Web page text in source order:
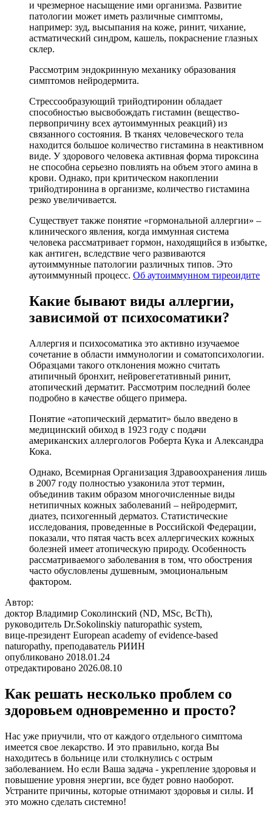
и чрезмерное насыщение ими организма. Развитие
патологии может иметь различные симптомы,
например: зуд, высыпания на коже, ринит, чихание,
астматический синдром, кашель, покраснение глазных
склер.
Рассмотрим эндокринную механику образования
симптомов нейродермита.
Стрессообразующий трийодтиронин обладает
способностью высвобождать гистамин (вещество-
первопричину всех аутоиммунных реакций) из
связанного состояния. В тканях человеческого тела
находится большое количество гистамина в неактивном
виде. У здорового человека активная форма тироксина
не способна серьезно повлиять на объем этого амина в
крови. Однако, при критическом накоплении
трийодтиронина в организме, количество гистамина
резко увеличивается.
Существует также понятие «гормональной аллергии» –
клинического явления, когда иммунная система
человека рассматривает гормон, находящийся в избытке,
как антиген, вследствие чего развиваются
аутоиммунные патологии различных типов. Это
аутоиммунный процесс. Об аутоиммунном тиреоидите
Какие бывают виды аллергии,
зависимой от психосоматики?
Аллергия и психосоматика это активно изучаемое
сочетание в области иммунологии и соматопсихологии.
Образцами такого отклонения можно считать
атипичный бронхит, нейровегетативный ринит,
атопический дерматит. Рассмотрим последний более
подробно в качестве общего примера.
Понятие «атопический дерматит» было введено в
медицинский обиход в 1923 году с подачи
американских аллергологов Роберта Кука и Александра
Кока.
Однако, Всемирная Организация Здравоохранения лишь
в 2007 году полностью узаконила этот термин,
объединив таким образом многочисленные виды
нетипичных кожных заболеваний – нейродермит,
диатез, психогенный дерматоз. Статистические
исследования, проведенные в Российской Федерации,
показали, что пятая часть всех аллергических кожных
болезней имеет атопическую природу. Особенность
рассматриваемого заболевания в том, что обострения
часто обусловлены душевным, эмоциональным
фактором.
Автор:
доктор Владимир Соколинский (ND, MSc, BcTh),
руководитель Dr.Sokolinskiy naturopathic system,
вице-президент European academy of evidence-based
naturopathy, преподаватель РИИН
опубликовано 2018.01.24
отредактировано 2026.08.10
Как решать несколько проблем со
здоровьем одновременно и просто?
Нас уже приучили, что от каждого отдельного симптома
имеется свое лекарство. И это правильно, когда Вы
находитесь в больнице или столкнулись с острым
заболеванием. Но если Ваша задача - укрепление здоровья и
повышение уровня энергии, все будет ровно наоборот.
Устраните причины, которые отнимают здоровья и силы. И
это можно сделать системно!